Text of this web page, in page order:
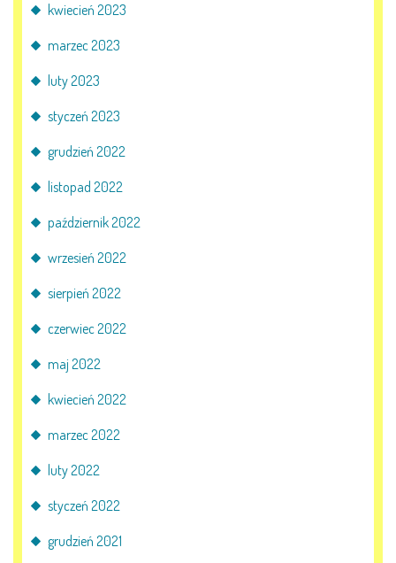
kwiecień 2023
marzec 2023
luty 2023
styczeń 2023
grudzień 2022
listopad 2022
październik 2022
wrzesień 2022
sierpień 2022
czerwiec 2022
maj 2022
kwiecień 2022
marzec 2022
luty 2022
styczeń 2022
grudzień 2021